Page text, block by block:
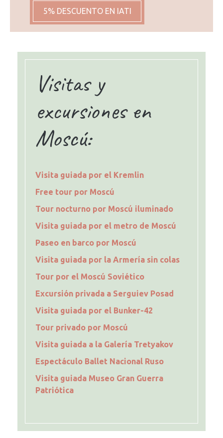
5% DESCUENTO EN IATI
Visitas y
excursiones en
Moscú:
Visita guiada por el Kremlin
Free tour por Moscú
Tour nocturno por Moscú iluminado
Visita guiada por el metro de Moscú
Paseo en barco por Moscú
Visita guiada por la Armería sin colas
Tour por el Moscú Soviético
Excursión privada a Serguiev Posad
Visita guiada por el Bunker-42
Tour privado por Moscú
Visita guiada a la Galería Tretyakov
Espectáculo Ballet Nacional Ruso
Visita guiada Museo Gran Guerra
Patriótica